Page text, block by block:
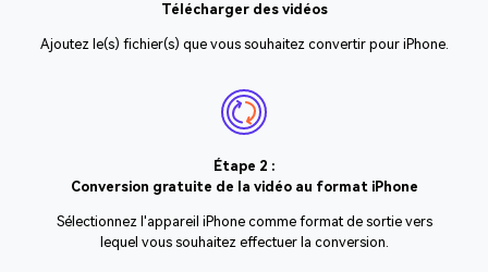
Télécharger des vidéos
Ajoutez le(s) fichier(s) que vous souhaitez convertir pour iPhone.
Étape 2 :
Conversion gratuite de la vidéo au format iPhone
Sélectionnez l'appareil iPhone comme format de sortie vers
lequel vous souhaitez effectuer la conversion.